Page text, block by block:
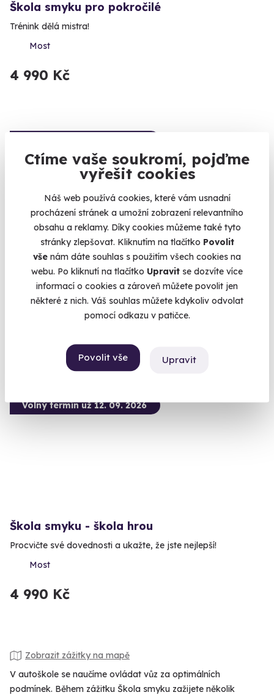
Ctíme vaše soukromí, pojďme
vyřešit cookies
Náš web používá cookies, které vám usnadní
procházení stránek a umožní zobrazení relevantního
obsahu a reklamy. Díky cookies můžeme také tyto
stránky zlepšovat. Kliknutím na tlačítko Povolit
vše nám dáte souhlas s použitím všech cookies na
webu. Po kliknutí na tlačítko Upravit se dozvíte více
informací o cookies a zároveň můžete povolit jen
některé z nich. Váš souhlas můžete kdykoliv odvolat
pomocí odkazu v patičce.
Povolit vše Upravit
Škola smyku pro pokročilé
Trénink dělá mistra!
Most
4 990 Kč
9.5(19)
AKCE
Škola smyku v Mostě
Naučte se řídit bezpečně.
Most
Volný termín už 12. 09. 2026
Škola smyku - škola hrou
Procvičte své dovednosti a ukažte, že jste nejlepší!
Most
4 990 Kč
Zobrazit zážitky na mapě
V autoškole se naučíme ovládat vůz za optimálních
podmínek. Během zážitku Škola smyku zažijete několik